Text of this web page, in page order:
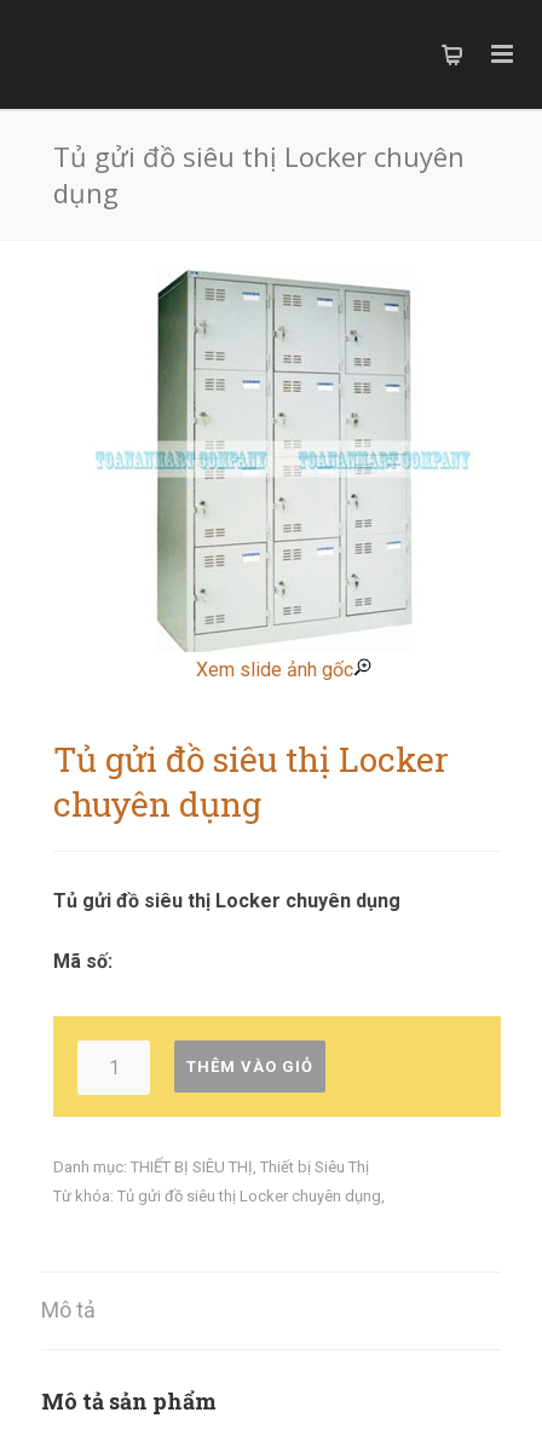
Tủ gửi đồ siêu thị Locker chuyên
dụng
Xem slide ảnh gốc
Tủ gửi đồ siêu thị Locker
chuyên dụng
Tủ gửi đồ siêu thị Locker chuyên dụng
Mã số:
THÊM VÀO GIỎ
Danh mục: THIẾT BỊ SIÊU THỊ, Thiết bị Siêu Thị
Từ khóa: Tủ gửi đồ siêu thị Locker chuyên dụng,
Mô tả
Mô tả sản phẩm